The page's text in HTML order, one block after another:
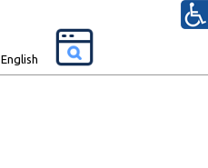
English